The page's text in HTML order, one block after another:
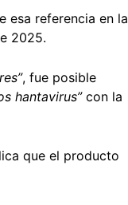
esa referencia en la
2025.
, fue posible
hantavirus”con la
que el producto